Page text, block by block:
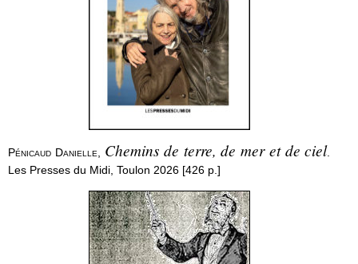
Pénicaud Danielle, Chemins de terre, de mer et de ciel.
Les Presses du Midi, Toulon 2026 [426 p.]